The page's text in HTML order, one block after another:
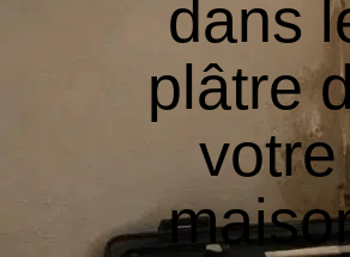
dans
plâtre
votre